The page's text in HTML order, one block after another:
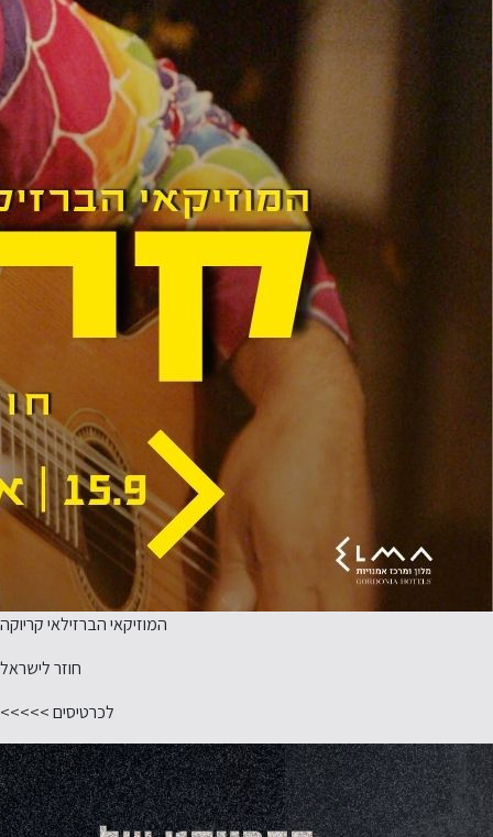
המוזיקאי הברזילאי קריוקה
חוזר לישראל
לכרטיסים >>>>>